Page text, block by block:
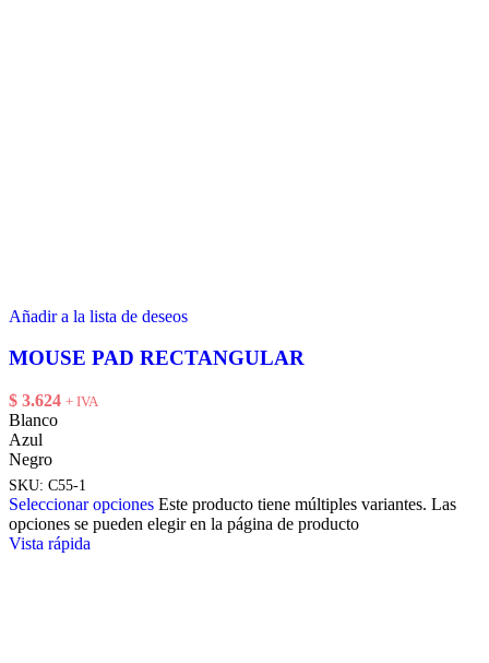
Añadir a la lista de deseos
MOUSE PAD RECTANGULAR
$ 3.624 + IVA
Blanco
Azul
Negro
SKU: C55-1
Seleccionar opciones Este producto tiene múltiples variantes. Las
opciones se pueden elegir en la página de producto
Vista rápida